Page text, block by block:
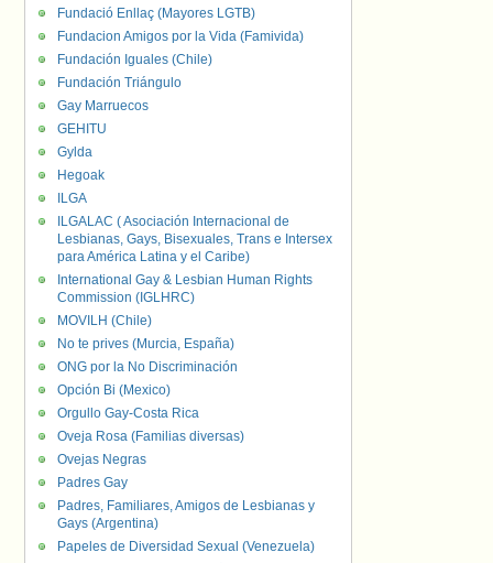
Fundació Enllaç (Mayores LGTB)
Fundacion Amigos por la Vida (Famivida)
Fundación Iguales (Chile)
Fundación Triángulo
Gay Marruecos
GEHITU
Gylda
Hegoak
ILGA
ILGALAC ( Asociación Internacional de
Lesbianas, Gays, Bisexuales, Trans e Intersex
para América Latina y el Caribe)
International Gay & Lesbian Human Rights
Commission (IGLHRC)
MOVILH (Chile)
No te prives (Murcia, España)
ONG por la No Discriminación
Opción Bi (Mexico)
Orgullo Gay-Costa Rica
Oveja Rosa (Familias diversas)
Ovejas Negras
Padres Gay
Padres, Familiares, Amigos de Lesbianas y
Gays (Argentina)
Papeles de Diversidad Sexual (Venezuela)